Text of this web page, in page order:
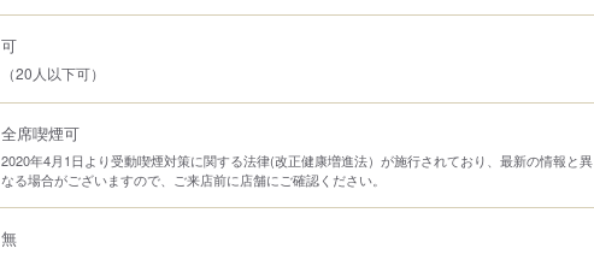
可
（20人以下可）
全席喫煙可
2020年4月1日より受動喫煙対策に関する法律(改正健康増進法）が施行されており、最新の情報と異
なる場合がございますので、ご来店前に店舗にご確認ください。
無